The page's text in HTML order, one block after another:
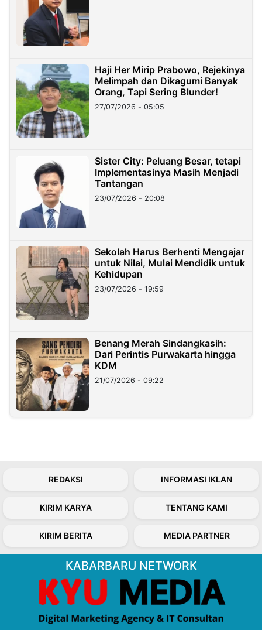
Haji Her Mirip Prabowo, Rejekinya
Melimpah dan Dikagumi Banyak
Orang, Tapi Sering Blunder!
27/07/2026 - 05:05
Sister City: Peluang Besar, tetapi
Implementasinya Masih Menjadi
Tantangan
23/07/2026 - 20:08
Sekolah Harus Berhenti Mengajar
untuk Nilai, Mulai Mendidik untuk
Kehidupan
23/07/2026 - 19:59
Benang Merah Sindangkasih:
Dari Perintis Purwakarta hingga
KDM
21/07/2026 - 09:22
REDAKSI INFORMASI IKLAN
KIRIM KARYA TENTANG KAMI
KIRIM BERITA MEDIA PARTNER
KABARBARU NETWORK